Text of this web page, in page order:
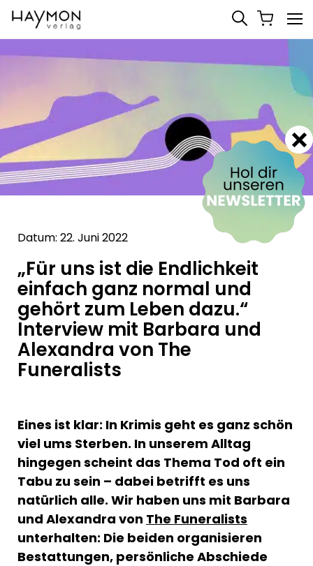
Datum: 22. Juni 2022
„Für uns ist die Endlichkeit
einfach ganz normal und
gehört zum Leben dazu.“
Interview mit Barbara und
Alexandra von The
Funeralists
Eines ist klar: In Krimis geht es ganz schön
viel ums Sterben. In unserem Alltag
hingegen scheint das Thema Tod oft ein
Tabu zu sein – dabei betrifft es uns
natürlich alle. Wir haben uns mit Barbara
und Alexandra von The Funeralists
unterhalten: Die beiden organisieren
Bestattungen, persönliche Abschiede